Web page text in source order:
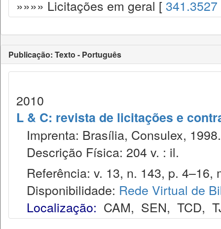
»»»» Licitações em geral [ 341.3527
Publicação: Texto - Português
2010
L & C: revista de licitações e
Imprenta: Brasília, Consulex, 1998.
Descrição Física: 204 v. : il.
Referência: v. 13, n. 143, p. 4–16,
Disponibilidade: Rede Virtual de
Localização: CAM, SEN, TCD,